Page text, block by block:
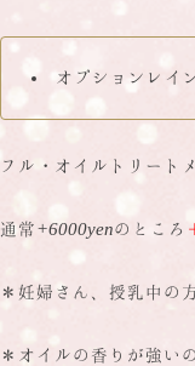
オプションレイ
フル・オイルトリート
通常+6000yenのところ
＊妊婦さん、授乳中の
＊オイルの香りが強い